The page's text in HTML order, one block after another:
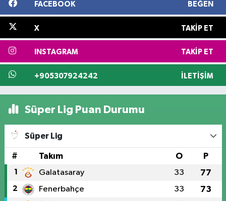
FACEBOOK BEĞEN
X TAKIP ET
INSTAGRAM TAKIP ET
+905307924242 İLETIŞIM
Süper Lig Puan Durumu
Süper Lig
# Takım O P
1 Galatasaray 33 77
2 Fenerbahçe 33 73